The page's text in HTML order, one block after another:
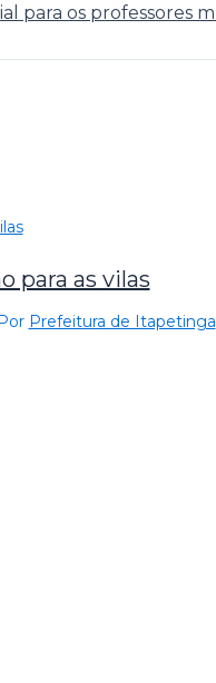
para os professores
para as vilas
Prefeitura de Itapetinga